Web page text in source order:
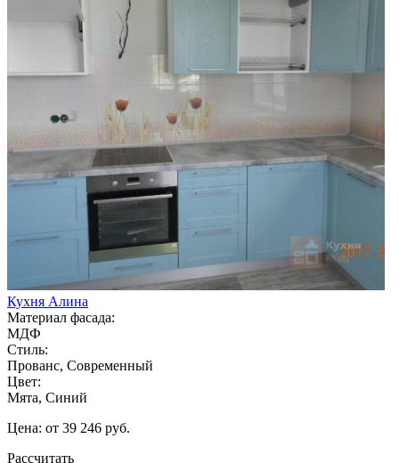
Кухня Алина
Материал фасада:
МДФ
Стиль:
Прованс, Современный
Цвет:
Мята, Синий
Цена: от 39 246 руб.
Рассчитать